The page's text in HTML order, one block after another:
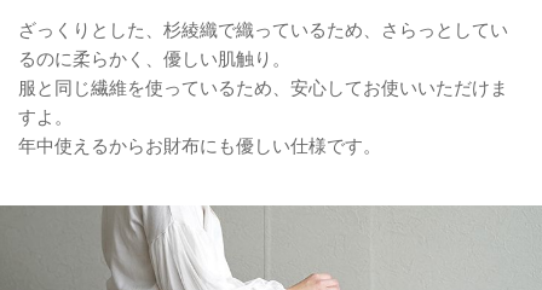
ざっくりとした、杉綾織で織っているため、さらっとしてい
るのに柔らかく、優しい肌触り。
服と同じ繊維を使っているため、安心してお使いいただけま
すよ。
年中使えるからお財布にも優しい仕様です。